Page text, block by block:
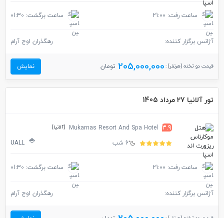
ساعت رفت: 21:00 ساعت برگشت: 01:30
آژانس برگزار کننده: رهگذران اوج آرام
قیمت دو تخته (هرنفر) : 205,000,000 تومان نمایش
تور آلانیا 27 مرداد 1405
3.9
Mukarnas Resort And Spa Hotel (آلانیا)
6 شب UALL
ساعت رفت: 21:00 ساعت برگشت: 01:30
آژانس برگزار کننده: رهگذران اوج آرام